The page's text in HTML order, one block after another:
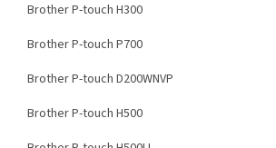
Brother P-touch H300
Brother P-touch P700
Brother P-touch D200WNVP
Brother P-touch H500